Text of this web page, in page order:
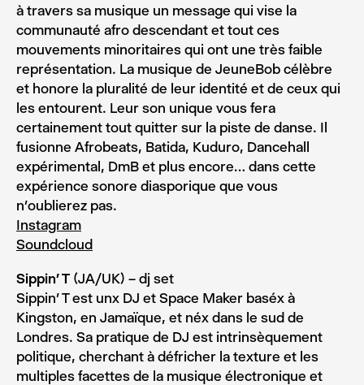
à travers sa musique un message qui vise la
communauté afro descendant et tout ces
mouvements minoritaires qui ont une très faible
représentation. La musique de JeuneBob célèbre
et honore la pluralité de leur identité et de ceux qui
les entourent. Leur son unique vous fera
certainement tout quitter sur la piste de danse. Il
fusionne Afrobeats, Batida, Kuduro, Dancehall
expérimental, DmB et plus encore… dans cette
expérience sonore diasporique que vous
n’oublierez pas.
Instagram
Soundcloud
Sippin’ T (JA/UK) – dj set
Sippin’ T est unx DJ et Space Maker baséx à
Kingston, en Jamaïque, et néx dans le sud de
Londres. Sa pratique de DJ est intrinsèquement
politique, cherchant à défricher la texture et les
multiples facettes de la musique électronique et